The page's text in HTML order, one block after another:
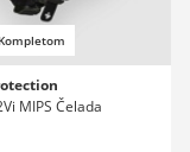
MIPS Čelada